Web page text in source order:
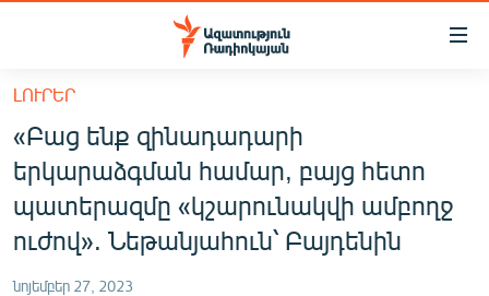
Մատչելիության
հիմնական
բովանդակությանը
Անցնել
հիմնական
մենյուին
Որոնում
ՀԱՅԱՍՏԱՆ
ՔԱՂԱՔԱԿԱՆ
ԸՆՏՐՈՒԹՅՈՒՆՆԵՐ 2026
ԼՈՒՐԵՐ
«Բաց ենք զինադադարի
երկարաձգման համար, բայց հետո
պատերազմը «կշարունակվի ամբողջ
ուժով». Նեթանյահուն՝ Բայդենին
նոյեմբեր 27, 2023